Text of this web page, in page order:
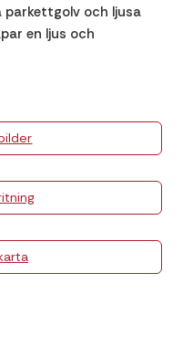
parkettgolv och ljusa
en ljus och